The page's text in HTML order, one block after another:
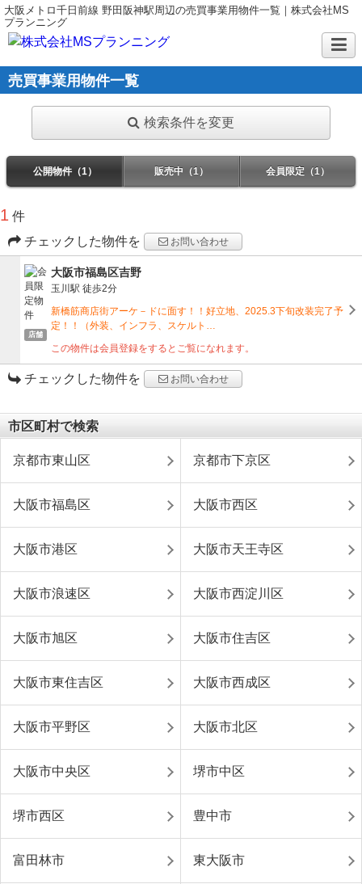
大阪メトロ千日前線 野田阪神駅周辺の売買事業用物件一覧｜株式会社MS
プランニング
売買事業用物件一覧
検索条件を変更
公開物件（1） 販売中（1） 会員限定（1）
1 件
チェックした物件を
お問い合わせ
店舗
大阪市福島区吉野
玉川駅 徒歩2分
新橋筋商店街アーケ－ドに面す！！好立地、2025.3下旬改装完了予
定！！（外装、インフラ、スケルト…
この物件は会員登録をするとご覧になれます。
チェックした物件を お問い合わせ
市区町村で検索
京都市東山区 京都市下京区
大阪市福島区 大阪市西区
大阪市港区 大阪市天王寺区
大阪市浪速区 大阪市西淀川区
大阪市旭区 大阪市住吉区
大阪市東住吉区 大阪市西成区
大阪市平野区 大阪市北区
大阪市中央区 堺市中区
堺市西区 豊中市
富田林市 東大阪市